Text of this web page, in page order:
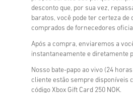
desconto que, por sua vez,
baratos, você pode ter certeza de
comprados de fornecedores
Após a compra, enviaremos a
instantaneamente e diretamente
Nosso bate-papo ao vivo (24
cliente estão sempre disponíveis
código Xbox Gift Card 250 NOK.